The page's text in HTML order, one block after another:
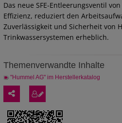
Das neue SFE-Entleerungsventil
Effizienz, reduziert den
Zuverlässigkeit und Sicherheit von
Trinkwassersystemen erheblich.
Themenverwandte Inhalte
"Hummel AG" im Herstellerkatalog